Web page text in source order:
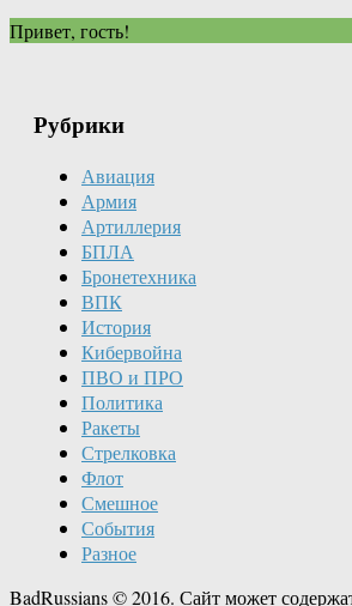
Привет, гость!
Рубрики
Авиация
Армия
Артиллерия
БПЛА
Бронетехника
ВПК
История
Кибервойна
ПВО и ПРО
Политика
Ракеты
Стрелковка
Флот
Смешное
События
Разное
BadRussians © 2016. Сайт может